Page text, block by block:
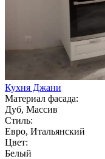
Кухня Джани
Материал фасада:
Дуб, Массив
Стиль:
Евро, Итальянский
Цвет:
Белый